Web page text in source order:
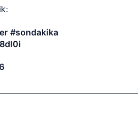
#sondakika